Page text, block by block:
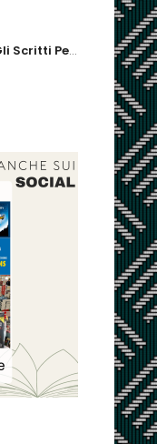
Luca Grecchi: Gli Scritti Perduti Di Aristotele. Ipotesi Di Ricostruzione